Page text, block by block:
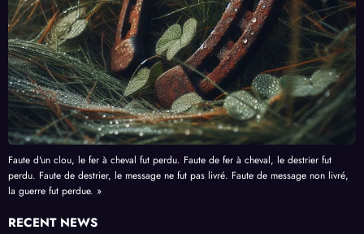
Faute d'un clou, le fer à cheval fut perdu. Faute de fer à cheval, le destrier fut
perdu. Faute de destrier, le message ne fut pas livré. Faute de message non livré,